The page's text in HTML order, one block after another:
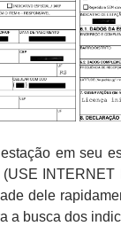
em seu
(USE INTERNET
dele
a busca dos